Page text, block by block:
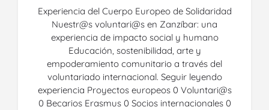
Experiencia del Cuerpo Europeo de Solidaridad
Nuestr@s voluntari@s en Zanzíbar: una
experiencia de impacto social y humano
Educación, sostenibilidad, arte y
empoderamiento comunitario a través del
voluntariado internacional. Seguir leyendo
experiencia Proyectos europeos 0 Voluntari@s
0 Becarios Erasmus 0 Socios internacionales 0